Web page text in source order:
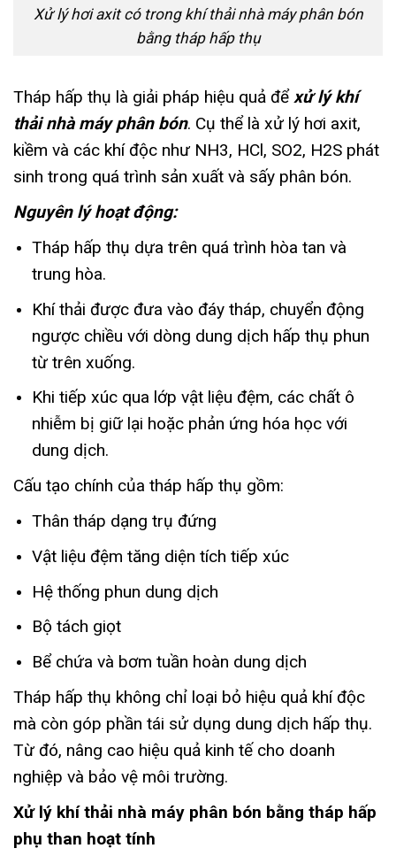
Xử lý hơi axit có trong khí thải nhà máy phân bón
bằng tháp hấp thụ
Tháp hấp thụ là giải pháp hiệu quả đểxử lý khí
thải nhà máy phân bón. Cụ thể là xử lý hơi axit,
kiềm và các khí độc như NH3, HCl, SO2, H2S phát
sinh trong quá trình sản xuất và sấy phân bón.
Nguyên lý hoạt động:
Tháp hấp thụ dựa trên quá trình hòa tan và
trung hòa.
Khí thải được đưa vào đáy tháp, chuyển động
ngược chiều với dòng dung dịch hấp thụ phun
từ trên xuống.
Khi tiếp xúc qua lớp vật liệu đệm, các chất ô
nhiễm bị giữ lại hoặc phản ứng hóa học với
dung dịch.
Cấu tạo chính của tháp hấp thụ gồm:
Thân tháp dạng trụ đứng
Vật liệu đệm tăng diện tích tiếp xúc
Hệ thống phun dung dịch
Bộ tách giọt
Bể chứa và bơm tuần hoàn dung dịch
Tháp hấp thụ không chỉ loại bỏ hiệu quả khí độc
mà còn góp phần tái sử dụng dung dịch hấp thụ.
Từ đó, nâng cao hiệu quả kinh tế cho doanh
nghiệp và bảo vệ môi trường.
Xử lý khí thải nhà máy phân bón bằng tháp hấp
phụ than hoạt tính